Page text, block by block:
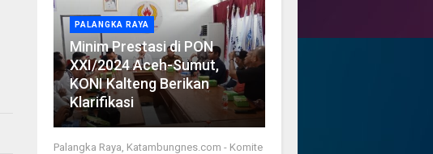
PALANGKA RAYA
Minim Prestasi di PON
XXI/2024 Aceh-Sumut,
KONI Kalteng Berikan
Klarifikasi
Palangka Raya, Katambungnes.com - Komite